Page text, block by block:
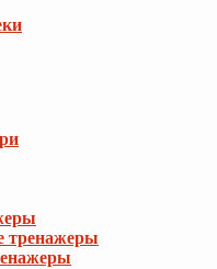
тренажеры